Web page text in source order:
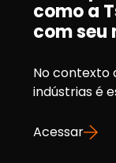
como a
com seu
No contexto
indústrias é
Acessar